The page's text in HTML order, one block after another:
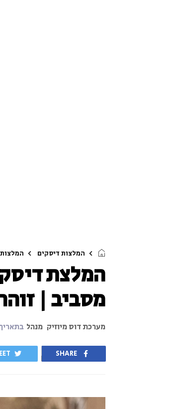
המלצות דיסקים
המלצת
מסביב |
מערכת דוס מיוזיק מנהל בתאריך
SHARE